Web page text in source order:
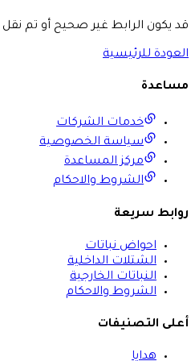
قد يكون الرابط غير صحيح أو تم
العودة للرئيسية
مساعدة
خدمات الشركات
سياسة الخصوصية
مركز المساعدة
الشروط والاحكام
روابط سريعة
احواض نباتات
الشتلات الداخلية
النباتات الخارجية
الشروط والاحكام
أعلى التصنيفات
هدايا